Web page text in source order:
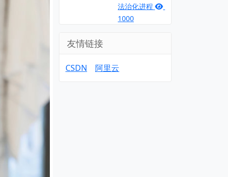
法治化进程
1000
友情链接
CSDN 阿里云